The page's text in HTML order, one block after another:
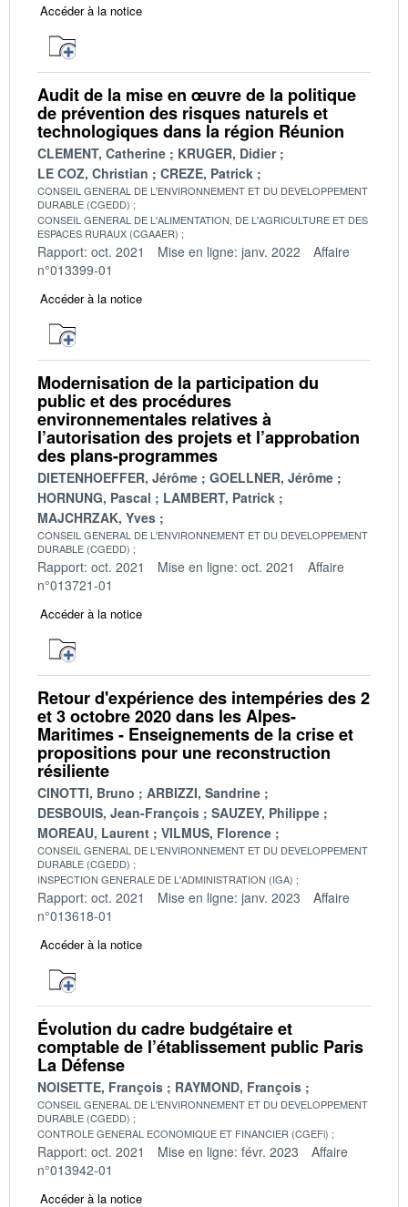
Accéder à la notice
Audit de la mise en œuvre de la politique
de prévention des risques naturels et
technologiques dans la région Réunion
CLEMENT, Catherine
KRUGER, Didier
LE COZ, Christian
CREZE, Patrick
CONSEIL GENERAL DE L'ENVIRONNEMENT ET DU DEVELOPPEMENT
DURABLE (CGEDD)
CONSEIL GENERAL DE L'ALIMENTATION, DE L'AGRICULTURE ET DES
ESPACES RURAUX (CGAAER)
Rapport: oct. 2021 Mise en ligne: janv. 2022
Affaire
n°013399-01
Accéder à la notice
Modernisation de la participation du
public et des procédures
environnementales relatives à
l’autorisation des projets et l’approbation
des plans-programmes
DIETENHOEFFER, Jérôme
GOELLNER, Jérôme
HORNUNG, Pascal
LAMBERT, Patrick
MAJCHRZAK, Yves
CONSEIL GENERAL DE L'ENVIRONNEMENT ET DU DEVELOPPEMENT
DURABLE (CGEDD)
Rapport: oct. 2021 Mise en ligne: oct. 2021
Affaire
n°013721-01
Accéder à la notice
Retour d'expérience des intempéries des 2
et 3 octobre 2020 dans les Alpes-
Maritimes - Enseignements de la crise et
propositions pour une reconstruction
résiliente
CINOTTI, Bruno
ARBIZZI, Sandrine
DESBOUIS, Jean-François
SAUZEY, Philippe
MOREAU, Laurent
VILMUS, Florence
CONSEIL GENERAL DE L'ENVIRONNEMENT ET DU DEVELOPPEMENT
DURABLE (CGEDD)
INSPECTION GENERALE DE L'ADMINISTRATION (IGA)
Rapport: oct. 2021 Mise en ligne: janv. 2023
Affaire
n°013618-01
Accéder à la notice
Évolution du cadre budgétaire et
comptable de l’établissement public Paris
La Défense
NOISETTE, François RAYMOND, François
CONSEIL GENERAL DE L'ENVIRONNEMENT ET DU DEVELOPPEMENT
DURABLE (CGEDD)
CONTROLE GENERAL ECONOMIQUE ET FINANCIER (CGEFi)
Rapport: oct. 2021 Mise en ligne: févr. 2023
Affaire
n°013942-01
Accéder à la notice